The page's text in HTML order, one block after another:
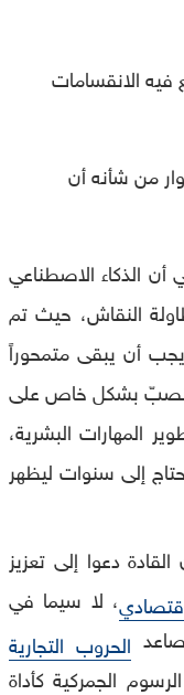
الانقسامات
من شأنه أن
أن الذكاء الاصطناعي
النقاش، حيث تم
أن يبقى متمحوراً
انصبّ بشكل خاص على
المهارات البشرية،
إلى سنوات ليظهر
دعوا إلى تعزيز
، لا سيما في
الحروب التجارية
الجمركية كأداة